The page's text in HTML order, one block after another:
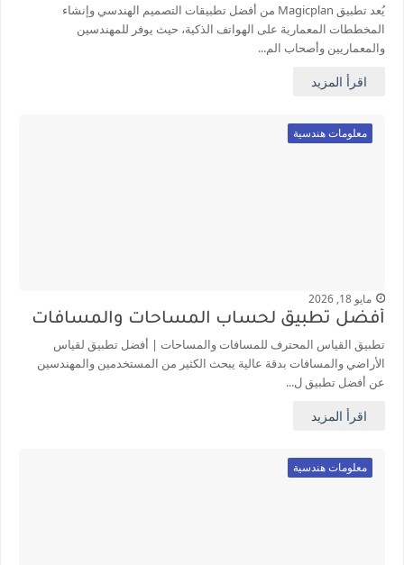
يُعد تطبيق Magicplan من أفضل تطبيقات التصميم الهندسي وإنشاء
المخططات المعمارية على الهواتف الذكية، حيث يوفر للمهندسين
والمعماريين وأصحاب الم...
اقرأ المزيد
معلومات هندسية
مايو 18, 2026
أفضل تطبيق لحساب المساحات والمسافات
تطبيق القياس المحترف للمسافات والمساحات | أفضل تطبيق لقياس
الأراضي والمسافات بدقة عالية يبحث الكثير من المستخدمين والمهندسين
عن أفضل تطبيق ل...
اقرأ المزيد
معلومات هندسية